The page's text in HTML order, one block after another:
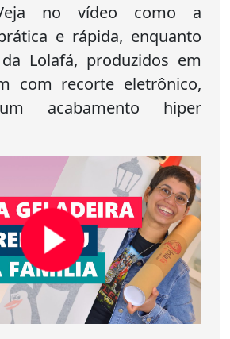
no vídeo como a
e rápida, enquanto
Lolafá, produzidos em
com recorte eletrônico,
acabamento hiper